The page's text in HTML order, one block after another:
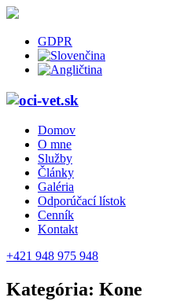
GDPR
Domov
O mne
Služby
Články
Galéria
Odporúčací lístok
Cenník
Kontakt
+421 948 975 948
Kategória: Kone